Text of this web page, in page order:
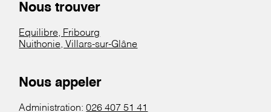
Nous trouver
Equilibre, Fribourg
Nuithonie, Villars-sur-Glâne
Nous appeler
Administration:026 407 51 41